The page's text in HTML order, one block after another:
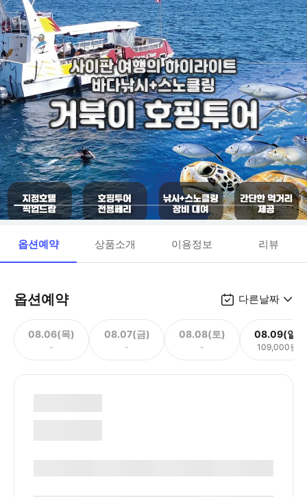
옵션예약 상품소개 이용정보 리뷰
옵션예약 다른날짜
08.06(목)
-
08.07(금)
-
08.08(토)
-
08.09(일)
109,000원